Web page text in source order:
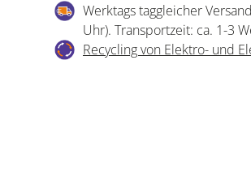
Stiel
Menge
Werktags taggleicher
Uhr). Transportzeit: ca. 1-3
Recycling von Elektro- und